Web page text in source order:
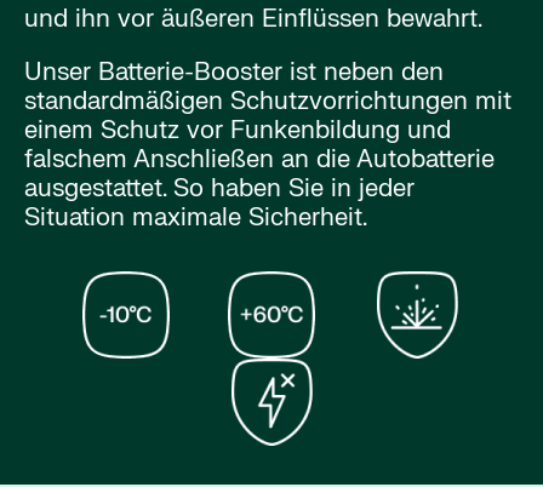
und ihn vor äußeren Einflüssen bewahrt.
Unser Batterie-Booster ist neben den
standardmäßigen Schutzvorrichtungen mit
einem Schutz vor Funkenbildung und
falschem Anschließen an die Autobatterie
ausgestattet. So haben Sie in jeder
Situation maximale Sicherheit.